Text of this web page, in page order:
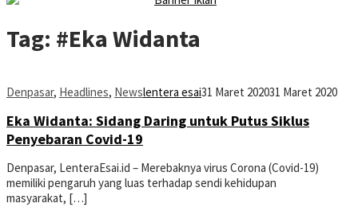
Tag: #Eka Widanta
Denpasar, Headlines, Newslentera esai31 Maret 202031 Maret 2020
Eka Widanta: Sidang Daring untuk Putus Siklus
Penyebaran Covid-19
Denpasar, LenteraEsai.id – Merebaknya virus Corona (Covid-19)
memiliki pengaruh yang luas terhadap sendi kehidupan
masyarakat, […]